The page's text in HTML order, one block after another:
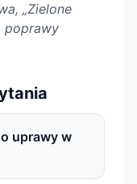
„Zielone
poprawy
uprawy w